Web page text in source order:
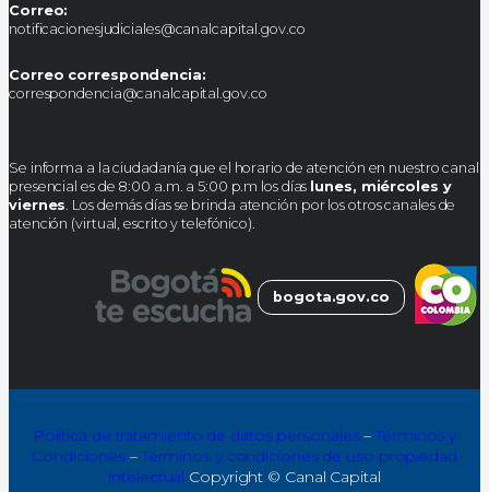
Correo:
notificacionesjudiciales@canalcapital.gov.co
Correo correspondencia:
correspondencia@canalcapital.gov.co
Se informa a la ciudadanía que el horario de atención en nuestro canal
presencial es de 8:00 a.m. a 5:00 p.m los días lunes, miércoles y
viernes. Los demás días se brinda atención por los otros canales de
atención (virtual, escrito y telefónico).
bogota.gov.co
Política de tratamiento de datos personales–Términos y
Condiciones –Términos y condiciones de uso propiedad
intelectual Copyright © Canal Capital